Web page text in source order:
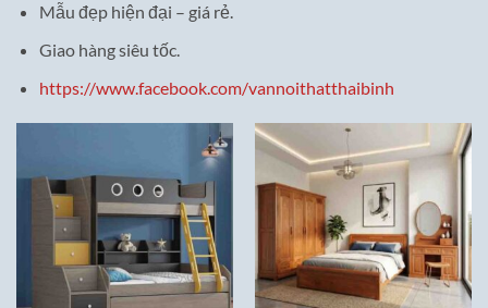
Mẫu đẹp hiện đại – giá rẻ.
Giao hàng siêu tốc.
https://www.facebook.com/vannoithatthaibinh